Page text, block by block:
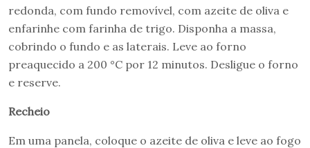
redonda, com fundo removível, com azeite de oliva e
enfarinhe com farinha de trigo. Disponha a massa,
cobrindo o fundo e as laterais. Leve ao forno
preaquecido a 200 °C por 12 minutos. Desligue o forno
e reserve.
Recheio
Em uma panela, coloque o azeite de oliva e leve ao fogo